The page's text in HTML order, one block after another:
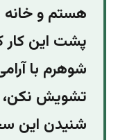
هستم و خانه
پشت این کار
شوهرم با
تشویش نکن،
شنیدن این